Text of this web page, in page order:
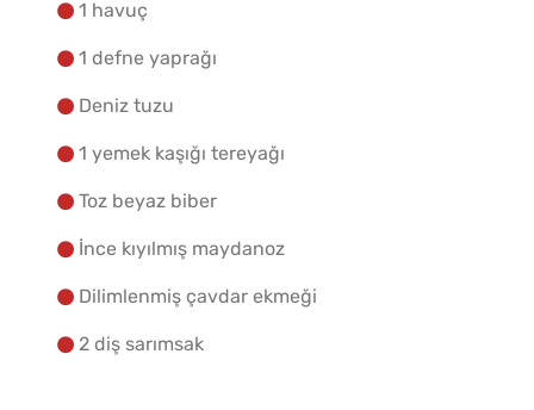
1 havuç
1 defne yaprağı
Deniz tuzu
1 yemek kaşığı tereyağı
Toz beyaz biber
İnce kıyılmış maydanoz
Dilimlenmiş çavdar ekmeği
2 diş sarımsak